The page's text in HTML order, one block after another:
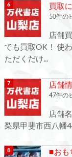
買取
50件の
店舗
でも買取OK！ 使
ただくだけ...
店舗
47件の
店舗
梨県甲斐市西八幡
■おも